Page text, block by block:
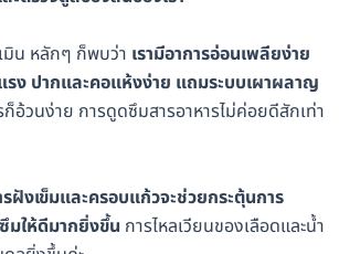
น หลักๆ ก็พบว่า เรามีอาการอ่อนเพลียง่าย
รง ปากและคอแห้งง่าย แถมระบบเผาผลาญ
ก็อ้วนง่าย การดูดซึมสารอาหารไม่ค่อยดีสักเท่า
งเข็มและครอบแก้วจะช่วยกระตุ้นการ
มให้ดีมากยิ่งขึ้น การไหลเวียนของเลือดและน้ำ